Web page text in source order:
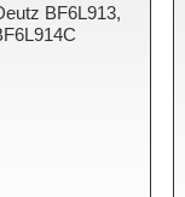
BF6L913,